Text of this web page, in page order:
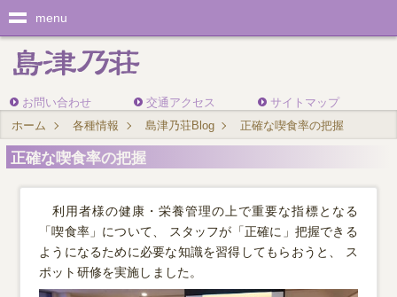
menu
お問い合わせ 交通アクセス
サイトマップ
ホーム
各種情報 島津乃荘Blog 正確な喫食率の把握
正確な喫食率の把握
利用者様の健康・栄養管理の上で重要な指標となる
「喫食率」について、 スタッフが「正確に」把握できる
ようになるために必要な知識を習得してもらおうと、 ス
ポット研修を実施しました。